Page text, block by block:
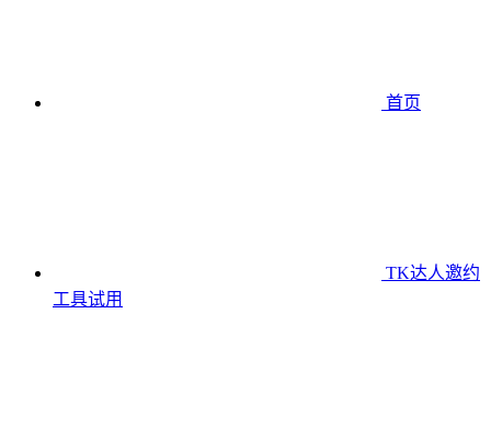
首页
TK达人邀约
工具试用